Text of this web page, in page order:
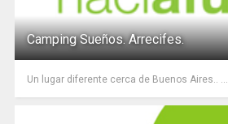
Camping Sueños. Arrecifes.
Un lugar diferente cerca de Buenos Aires.. ...